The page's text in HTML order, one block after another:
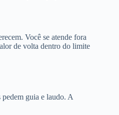
Você se atende fora
de volta dentro do limite
pedem guia e laudo. A